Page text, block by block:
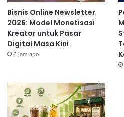
Bisnis Online Newsletter
2026: Model Monetisasi
Kreator untuk Pasar
Digital Masa Kini
6 jam ago